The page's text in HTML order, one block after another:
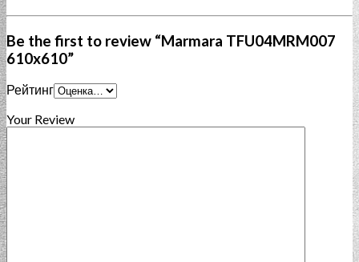
Be the first to review “Marmara TFU04MRM007
610x610”
Рейтинг
Your Review